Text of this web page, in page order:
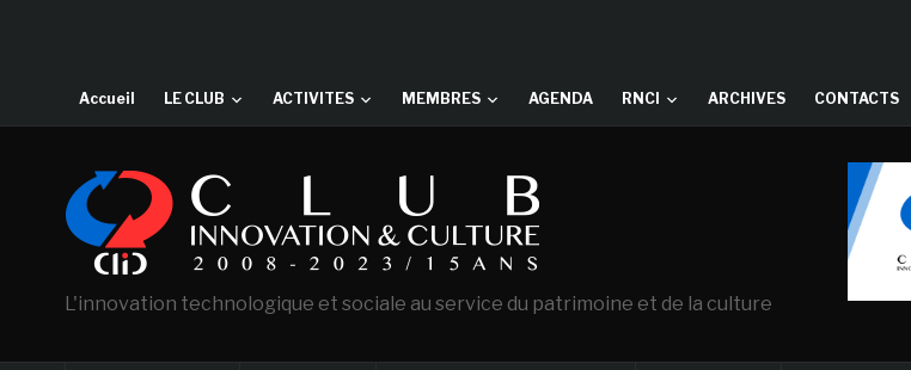
Accueil LE CLUB ACTIVITES MEMBRES AGENDA RNCI ARCHIVES CONTACTS
L'innovation technologique et sociale au service du patrimoine et de la culture